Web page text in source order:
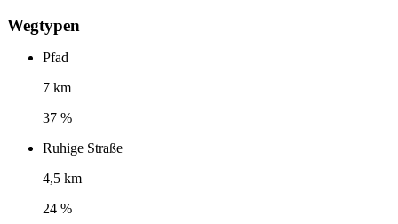
Wegtypen
Pfad
7 km
37 %
Ruhige Straße
4,5 km
24 %